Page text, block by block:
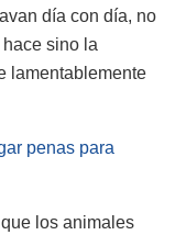
día con día, no
sino la
lamentablemente
penas para
los animales